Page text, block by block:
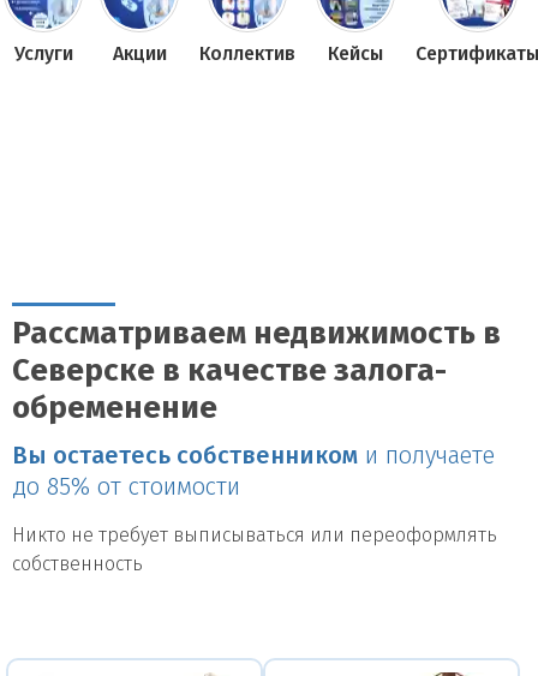
Услуги Акции Коллектив Кейсы Сертификаты
Рассматриваем недвижимость в
Северске в качестве залога-
обременение
Вы остаетесь собственником и получаете
до 85% от стоимости
Никто не требует выписываться или переоформлять
собственность